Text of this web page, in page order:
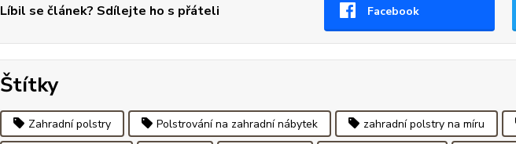
Líbil se článek? Sdílejte ho s přáteli Facebook
Štítky
Zahradní polstry Polstrování na zahradní nábytek zahradní polstry na míru